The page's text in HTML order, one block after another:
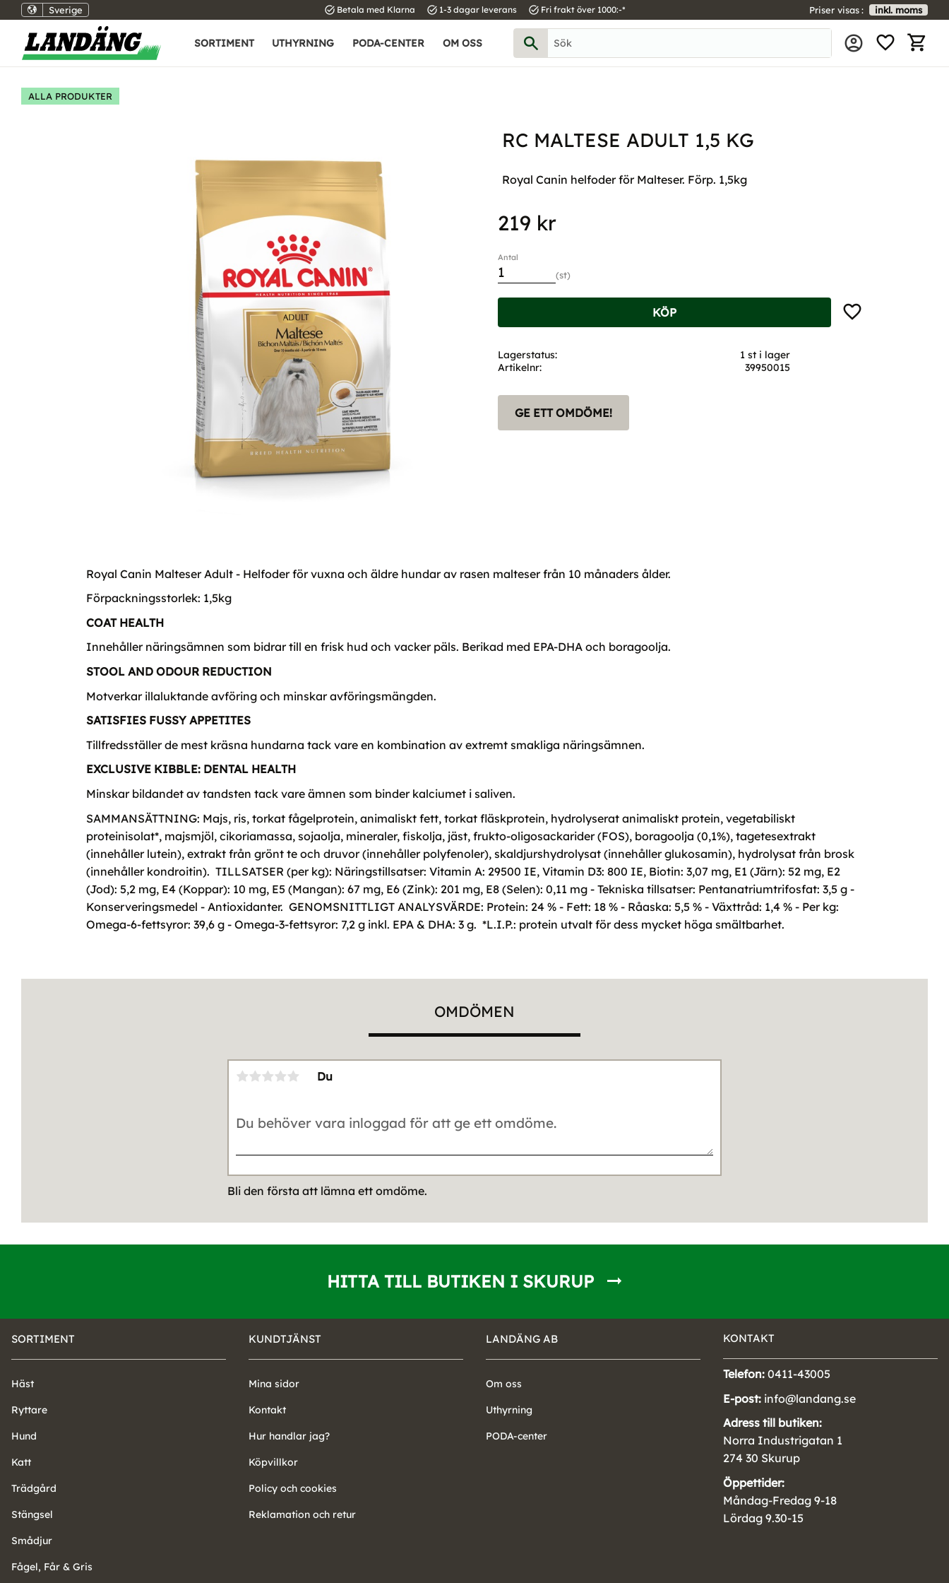
Sverige task_alt Betala med Klarna task_alt 1-3 dagar leverans task_alt Fri frakt över 1000:-* Priser visas inkl. moms
SORTIMENT UTHYRNING PODA-CENTER OM OSS
ALLA PRODUKTER
RC MALTESE ADULT 1,5 KG
Royal Canin helfoder för Malteser. Förp. 1,5kg
219 kr
Antal
st
KÖP Lägg till i favoriter
Lagerstatus
1 st i lager
Artikelnr
39950015
GE ETT OMDÖME!
Royal Canin Malteser Adult - Helfoder för vuxna och äldre hundar av rasen malteser från 10 månaders ålder.
Förpackningsstorlek: 1,5kg
COAT HEALTH
Innehåller näringsämnen som bidrar till en frisk hud och vacker päls. Berikad med EPA-DHA och boragoolja.
STOOL AND ODOUR REDUCTION
Motverkar illaluktande avföring och minskar avföringsmängden.
SATISFIES FUSSY APPETITES
Tillfredsställer de mest kräsna hundarna tack vare en kombination av extremt smakliga näringsämnen.
EXCLUSIVE KIBBLE: DENTAL HEALTH
Minskar bildandet av tandsten tack vare ämnen som binder kalciumet i saliven.
SAMMANSÄTTNING: Majs, ris, torkat fågelprotein, animaliskt fett, torkat fläskprotein, hydrolyserat animaliskt protein, vegetabiliskt
proteinisolat*, majsmjöl, cikoriamassa, sojaolja, mineraler, fiskolja, jäst, frukto-oligosackarider (FOS), boragoolja (0,1%), tagetesextrakt
(innehåller lutein), extrakt från grönt te och druvor (innehåller polyfenoler), skaldjurshydrolysat (innehåller glukosamin), hydrolysat från brosk
(innehåller kondroitin). TILLSATSER (per kg): Näringstillsatser: Vitamin A: 29500 IE, Vitamin D3: 800 IE, Biotin: 3,07 mg, E1 (Järn): 52 mg, E2
(Jod): 5,2 mg, E4 (Koppar): 10 mg, E5 (Mangan): 67 mg, E6 (Zink): 201 mg, E8 (Selen): 0,11 mg - Tekniska tillsatser: Pentanatriumtrifosfat: 3,5 g -
Konserveringsmedel - Antioxidanter. GENOMSNITTLIGT ANALYSVÄRDE: Protein: 24 % - Fett: 18 % - Råaska: 5,5 % - Växttråd: 1,4 % - Per kg:
Omega-6-fettsyror: 39,6 g - Omega-3-fettsyror: 7,2 g inkl. EPA & DHA: 3 g. *L.I.P.: protein utvalt för dess mycket höga smältbarhet.
OMDÖMEN
Du
Bli den första att lämna ett omdöme.
HITTA TILL BUTIKEN I SKURUP
SORTIMENT
Häst
Ryttare
Hund
Katt
Trädgård
Stängsel
Smådjur
Fågel, Får & Gris
KUNDTJÄNST
Mina sidor
Kontakt
Hur handlar jag?
Köpvillkor
Policy och cookies
Reklamation och retur
LANDÄNG AB
Om oss
Uthyrning
PODA-center
KONTAKT
Telefon: 0411-43005
E-post: info@landang.se
Adress till butiken:
Norra Industrigatan 1
274 30 Skurup
Öppettider:
Måndag-Fredag 9-18
Lördag 9.30-15